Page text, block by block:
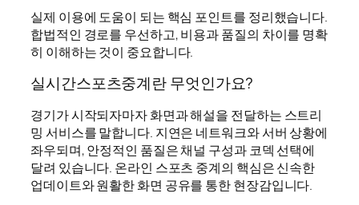
실제 이용에 도움이 되는 핵심 포인트를 정리했습니다.
합법적인 경로를 우선하고, 비용과 품질의 차이를 명확
히 이해하는 것이 중요합니다.
실시간스포츠중계란 무엇인가요?
경기가 시작되자마자 화면과 해설을 전달하는 스트리
밍 서비스를 말합니다. 지연은 네트워크와 서버 상황에
좌우되며, 안정적인 품질은 채널 구성과 코덱 선택에
달려 있습니다. 온라인 스포츠 중계의 핵심은 신속한
업데이트와 원활한 화면 공유를 통한 현장감입니다.